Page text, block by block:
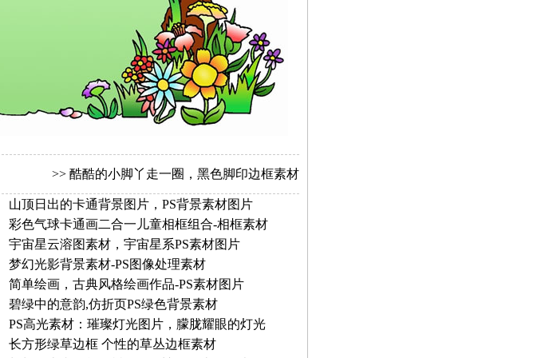
>> 酷酷的小脚丫走一圈，黑色脚印边框素材
山顶日出的卡通背景图片，PS背景素材图片
彩色气球卡通画二合一儿童相框组合-相框素材
宇宙星云溶图素材，宇宙星系PS素材图片
梦幻光影背景素材-PS图像处理素材
简单绘画，古典风格绘画作品-PS素材图片
碧绿中的意韵,仿折页PS绿色背景素材
PS高光素材：璀璨灯光图片，朦胧耀眼的灯光
长方形绿草边框 个性的草丛边框素材